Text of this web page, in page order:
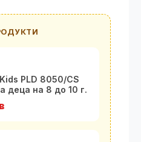
PLD 8050/CS
деца на 8 до 10 г.